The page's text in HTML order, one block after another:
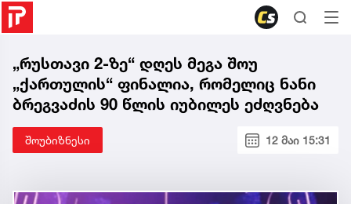
„რუსთავი 2-ზე“ დღეს მეგა შოუ
„ქართულის“ ფინალია, რომელიც ნანი
ბრეგვაძის 90 წლის იუბილეს ეძღვნება
შოუბიზნესი 12 მაი 15:31